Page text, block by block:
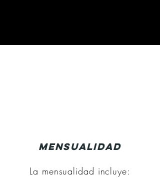
MENSUALIDAD
La mensualidad incluye: